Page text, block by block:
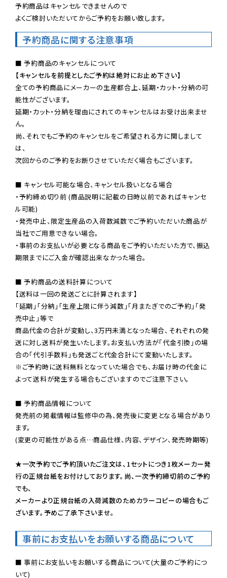
予約商品はキャンセルできませんので
よくご検討いただいてからご予約をお願い致します。
予約商品に関する注意事項
【キャンセルを前提としたご予約は絶対にお止め下さい】
全ての予約商品にメーカーの生産都合上、延期・カット・分納の可
能性がございます。
延期・カット・分納を理由にされてのキャンセルはお受け出来ませ
ん。
尚、それでもご予約のキャンセルをご希望される方に関しまして
は、
次回からのご予約をお断りさせていただく場合もございます。
■ キャンセル可能な場合、キャンセル扱いとなる場合
・予約締め切り前 (商品説明に記載の日時以前であればキャンセ
ル可能)
・発売中止、限定生産品の入荷数減数でご予約いただいた商品が
当社でご用意できない場合。
・事前のお支払いが必要となる商品をご予約いただいた方で、振込
期限までにご入金が確認出来なかった場合。
■ 予約商品の送料計算について
【送料は一回の発送ごとに計算されます】
「延期」「分納」「生産上限に伴う減数」「月またぎでのご予約」「発
売中止」等で
商品代金の合計が変動し、3万円未満となった場合、それぞれの発
送に対し送料が発生いたします。お支払い方法が「代金引換」の場
※ご予約時に送料無料となっていた場合でも、お届け時の代金に
よって送料が発生する場合もございますのでご注意下さい。
■ 予約商品情報について
発売前の掲載情報は監修中の為、発売後に変更となる場合があり
ます。
(変更の可能性がある点…商品仕様、内容、デザイン、発売時期等)
★一次予約でご予約頂いたご注文は、1セットにつき1枚メーカー発
行の正規台紙をお付けしております。尚、一次予約締切前のご予約
でも、
メーカーより正規台紙の入荷減数のためカラーコピーの場合もご
ざいます。予めご了承下さいませ。
事前にお支払いをお願いする商品について
■ 事前にお支払いをお願いする商品について(大量のご予約につ
いて)